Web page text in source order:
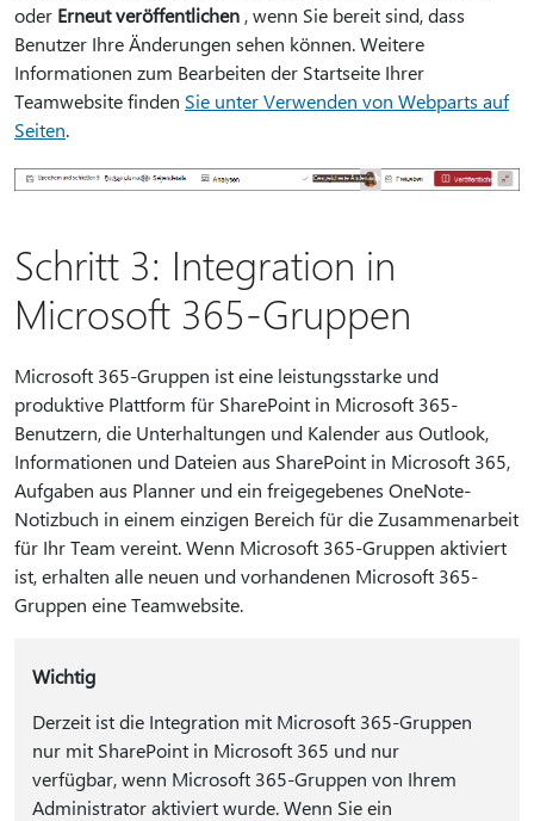
oder Erneut veröffentlichen , wenn Sie bereit sind, dass
Benutzer Ihre Änderungen sehen können. Weitere
Informationen zum Bearbeiten der Startseite Ihrer
Teamwebsite finden Sie unter Verwenden von Webparts auf
Seiten.
Schritt 3: Integration in
Microsoft 365-Gruppen
Microsoft 365-Gruppen ist eine leistungsstarke und
produktive Plattform für SharePoint in Microsoft 365-
Benutzern, die Unterhaltungen und Kalender aus Outlook,
Informationen und Dateien aus SharePoint in Microsoft 365,
Aufgaben aus Planner und ein freigegebenes OneNote-
Notizbuch in einem einzigen Bereich für die Zusammenarbeit
für Ihr Team vereint. Wenn Microsoft 365-Gruppen aktiviert
ist, erhalten alle neuen und vorhandenen Microsoft 365-
Gruppen eine Teamwebsite.
Wichtig
Derzeit ist die Integration mit Microsoft 365-Gruppen
nur mit SharePoint in Microsoft 365 und nur
verfügbar, wenn Microsoft 365-Gruppen von Ihrem
Administrator aktiviert wurde. Wenn Sie ein